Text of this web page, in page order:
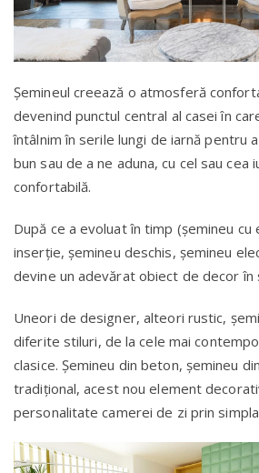
Șemineul creează o atmosferă
devenind punctul central al casei în
întâlnim în serile lungi de iarnă pentru
bun sau de a ne aduna, cu cel sau cea
confortabilă.
După ce a evoluat în timp (șemineu cu
inserție, șemineu deschis, șemineu
devine un adevărat obiect de decor în
Uneori de designer, alteori rustic,
diferite stiluri, de la cele mai
clasice. Șemineu din beton, șemineu
tradițional, acest nou element
personalitate camerei de zi prin